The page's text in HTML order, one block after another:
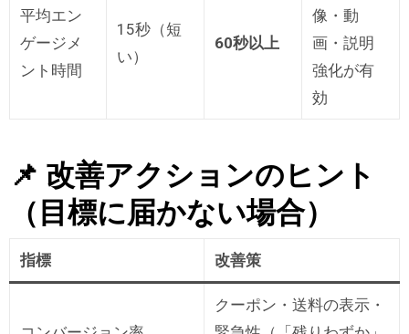
平均エン
ゲージメ
ント時間
15秒（短
い）
60秒以上
像・動
画・説明
強化が有
効
📌 改善アクションのヒント
（目標に届かない場合）
指標 改善策
クーポン・送料の表示・